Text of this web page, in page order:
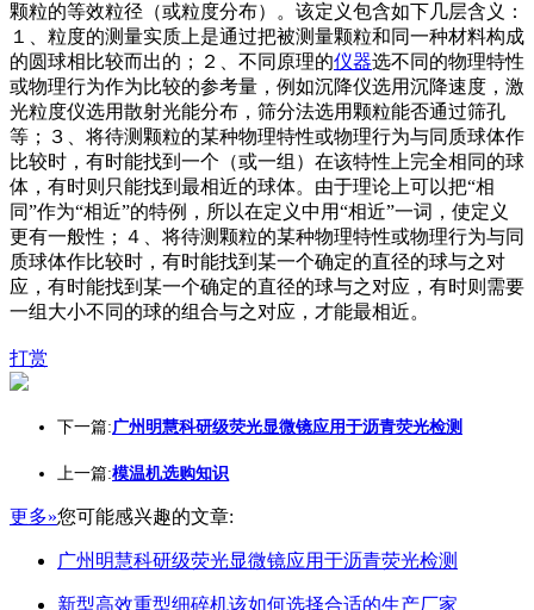
颗粒的等效粒径（或粒度分布）。该定义包含如下几层含义：
１、粒度的测量实质上是通过把被测量颗粒和同一种材料构成
的圆球相比较而出的；２、不同原理的仪器选不同的物理特性
或物理行为作为比较的参考量，例如沉降仪选用沉降速度，激
光粒度仪选用散射光能分布，筛分法选用颗粒能否通过筛孔
等；３、将待测颗粒的某种物理特性或物理行为与同质球体作
比较时，有时能找到一个（或一组）在该特性上完全相同的球
体，有时则只能找到最相近的球体。由于理论上可以把“相
同”作为“相近”的特例，所以在定义中用“相近”一词，使定义
更有一般性；４、将待测颗粒的某种物理特性或物理行为与同
质球体作比较时，有时能找到某一个确定的直径的球与之对
应，有时能找到某一个确定的直径的球与之对应，有时则需要
一组大小不同的球的组合与之对应，才能最相近。
打赏
下一篇:广州明慧科研级荧光显微镜应用于沥青荧光检测
上一篇:模温机选购知识
更多»您可能感兴趣的文章:
广州明慧科研级荧光显微镜应用于沥青荧光检测
新型高效重型细碎机该如何选择合适的生产厂家